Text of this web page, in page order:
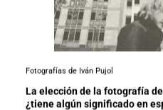
Fotografías de Iván Pujol
La elección de la fotografía
¿tiene algún significado en